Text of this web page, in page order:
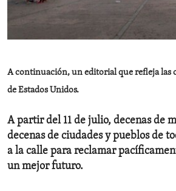
ENVIRONMENT AND HEALTH
IDEALS AND INSTITUTIONS
A continuación, un editorial que refleja las
de Estados Unidos.
A partir del 11 de julio, decenas de
decenas de ciudades y pueblos de
a la calle para reclamar
un mejor futuro.